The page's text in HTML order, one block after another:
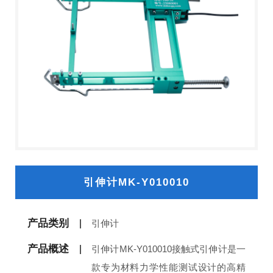
引伸计MK-Y010010
产品类别 引伸计
产品概述
引伸计MK-Y010010接触式引伸计是一
款专为材料力学性能测试设计的高精